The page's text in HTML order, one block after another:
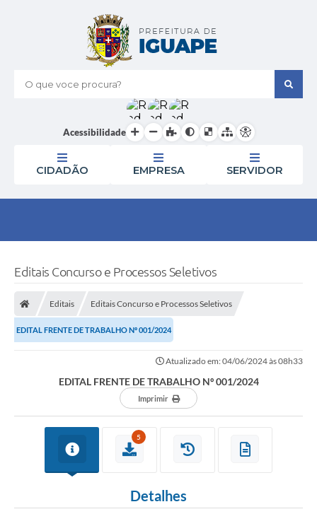
O que voce procura?
Acessibilidade
CIDADÃO EMPRESA SERVIDOR
Editais Concurso e Processos Seletivos
Editais Editais Concurso e Processos Seletivos
EDITAL FRENTE DE TRABALHO Nº 001/2024
Atualizado em: 04/06/2024 às 08h33
EDITAL FRENTE DE TRABALHO Nº 001/2024
Imprimir
5
Detalhes